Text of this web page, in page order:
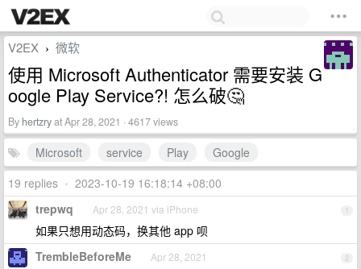
V2EX › 微软
使用 Microsoft Authenticator 需要安装 G
oogle Play Service?! 怎么破🤔
By hertzryat Apr 28, 2021 · 4617 views
Microsoft service Play
Google
19 replies • 2023-10-19 16:18:14 +08:00
1
trepwq Apr 28, 2021 via iPhone
如果只想用动态码，换其他 app 呗
2
TrembleBeforeMe Apr 28, 2021